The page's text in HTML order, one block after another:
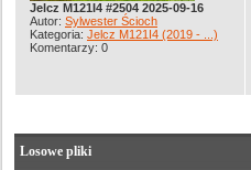
Jelcz M121I4 #2504 2025-09-16
Autor: Sylwester Ścioch
Kategoria: Jelcz M121I4 (2019 - ...)
Komentarzy: 0
Losowe pliki